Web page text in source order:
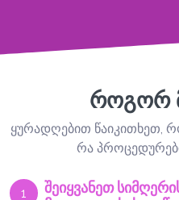
როგორ
ყურადღებით წაიკითხეთ,
რა
1
შეიყვანეთ